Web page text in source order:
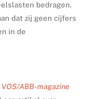
bedragen.
dat zij geen cijfers
in de
ABB-magazine